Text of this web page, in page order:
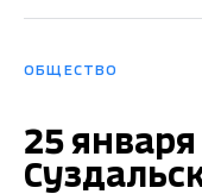
ОБЩЕСТВО
25